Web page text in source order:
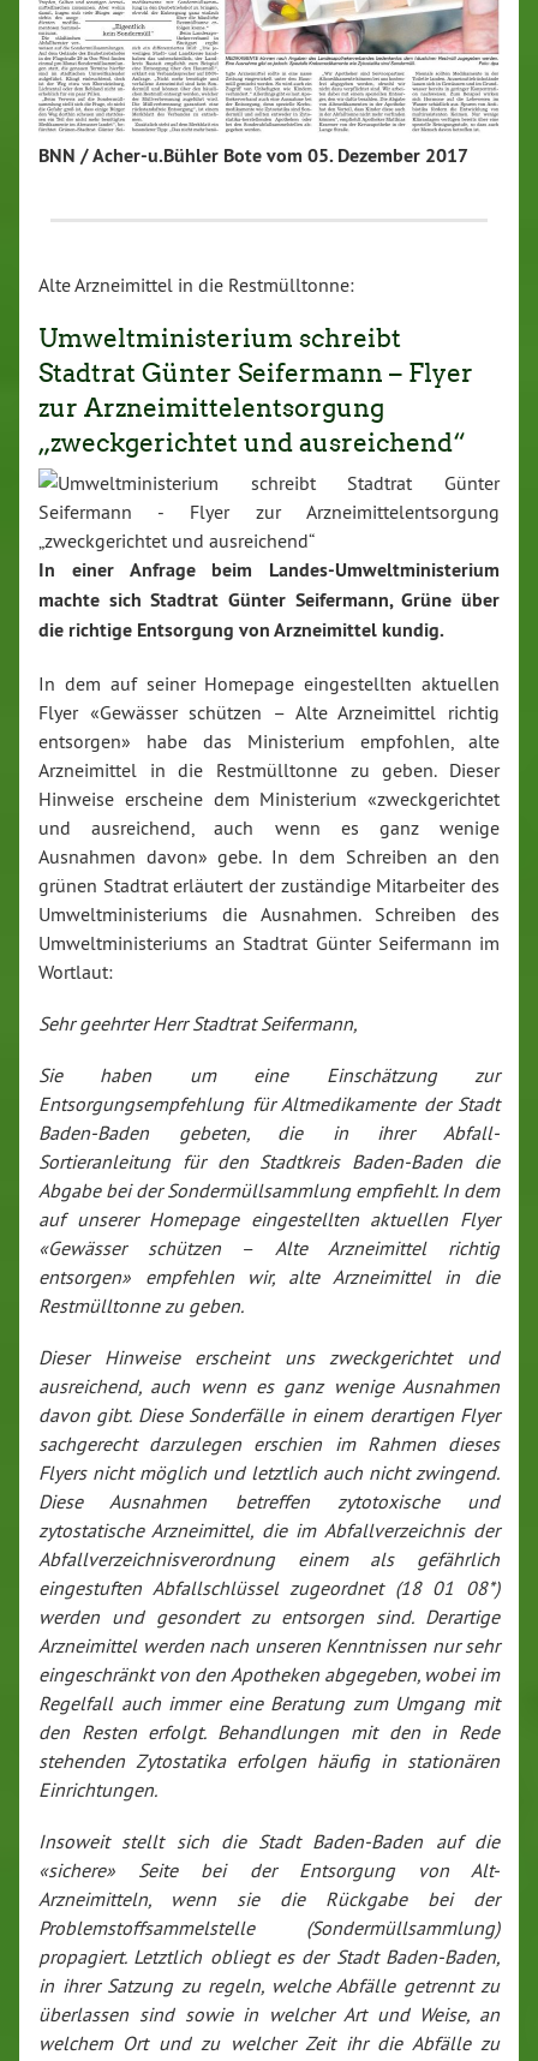
BNN / Acher-u.Bühler Bote vom 05. Dezember 2017
Alte Arzneimittel in die Restmülltonne:
Umweltministerium schreibt
Stadtrat Günter Seifermann – Flyer
zur Arzneimittelentsorgung
„zweckgerichtet und ausreichend“
In einer Anfrage beim Landes-Umweltministerium
machte sich Stadtrat Günter Seifermann, Grüne über
die richtige Entsorgung von Arzneimittel kundig.
In dem auf seiner Homepage eingestellten aktuellen
Flyer «Gewässer schützen − Alte Arzneimittel richtig
entsorgen» habe das Ministerium empfohlen, alte
Arzneimittel in die Restmülltonne zu geben. Dieser
Hinweise erscheine dem Ministerium «zweckgerichtet
und ausreichend, auch wenn es ganz wenige
Ausnahmen davon» gebe. In dem Schreiben an den
grünen Stadtrat erläutert der zuständige Mitarbeiter des
Umweltministeriums die Ausnahmen. Schreiben des
Umweltministeriums an Stadtrat Günter Seifermann im
Wortlaut:
Sehr geehrter Herr Stadtrat Seifermann,
Sie haben um eine Einschätzung zur
Entsorgungsempfehlung für Altmedikamente der Stadt
Baden-Baden gebeten, die in ihrer Abfall-
Sortieranleitung für den Stadtkreis Baden-Baden die
Abgabe bei der Sondermüllsammlung empfiehlt. In dem
auf unserer Homepage eingestellten aktuellen Flyer
«Gewässer schützen − Alte Arzneimittel richtig
entsorgen» empfehlen wir, alte Arzneimittel in die
Restmülltonne zu geben.
Dieser Hinweise erscheint uns zweckgerichtet und
ausreichend, auch wenn es ganz wenige Ausnahmen
davon gibt. Diese Sonderfälle in einem derartigen Flyer
sachgerecht darzulegen erschien im Rahmen dieses
Flyers nicht möglich und letztlich auch nicht zwingend.
Diese Ausnahmen betreffen zytotoxische und
zytostatische Arzneimittel, die im Abfallverzeichnis der
Abfallverzeichnisverordnung einem als gefährlich
eingestuften Abfallschlüssel zugeordnet (18 01 08*)
werden und gesondert zu entsorgen sind. Derartige
Arzneimittel werden nach unseren Kenntnissen nur sehr
eingeschränkt von den Apotheken abgegeben, wobei im
Regelfall auch immer eine Beratung zum Umgang mit
den Resten erfolgt. Behandlungen mit den in Rede
stehenden Zytostatika erfolgen häufig in stationären
Einrichtungen.
Insoweit stellt sich die Stadt Baden-Baden auf die
«sichere» Seite bei der Entsorgung von Alt-
Arzneimitteln, wenn sie die Rückgabe bei der
Problemstoffsammelstelle (Sondermüllsammlung)
propagiert. Letztlich obliegt es der Stadt Baden-Baden,
in ihrer Satzung zu regeln, welche Abfälle getrennt zu
überlassen sind sowie in welcher Art und Weise, an
welchem Ort und zu welcher Zeit ihr die Abfälle zu